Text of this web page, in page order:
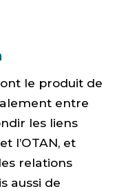
le produit de
entre
les liens
l’OTAN, et
relations
aussi de